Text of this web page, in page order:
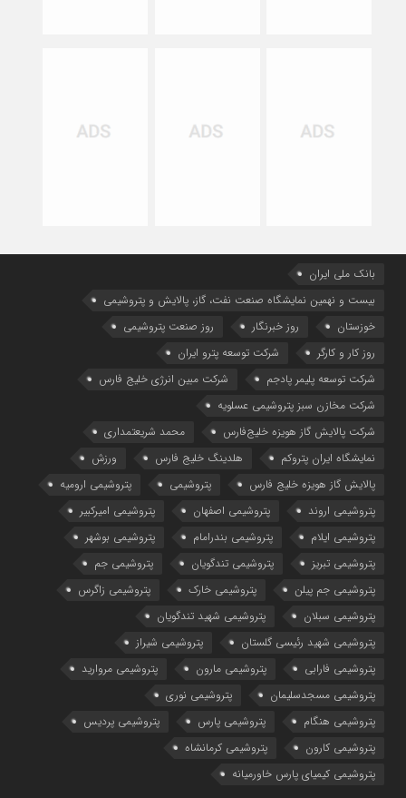
بانک ملی ایران
بیست و نهمین نمایشگاه صنعت نفت، گاز، پالایش و پتروشیمی
خوزستان
روز خبرنگار
روز صنعت پتروشیمی
روز کار و کارگر
شركت توسعه پترو ایران
شرکت توسعه پلیمر پادجم
شرکت مبین انرژی خلیج فارس
شرکت مخازن سبز پتروشیمی عسلویه
شرکت پالایش گاز هویزه خلیج‌فارس
محمد شریعتمداری
نمایشگاه ایران پتروکم
هلدینگ خلیج فارس
ورزش
پالایش گاز هویزه خلیج فارس
پتروشیمی
پتروشیمی ارومیه
پتروشیمی اروند
پتروشیمی اصفهان
پتروشیمی امیرکبیر
پتروشیمی ایلام
پتروشیمی بندرامام
پتروشیمی بوشهر
پتروشیمی تبریز
پتروشیمی تندگویان
پتروشیمی جم
پتروشیمی جم پیلن
پتروشیمی خارک
پتروشیمی زاگرس
پتروشیمی سبلان
پتروشیمی شهید تندگویان
پتروشیمی شهید رئیسی گلستان
پتروشیمی شیراز
پتروشیمی فارابی
پتروشیمی مارون
پتروشیمی مروارید
پتروشیمی مسجدسلیمان
پتروشیمی نوری
پتروشیمی هنگام
پتروشیمی پارس
پتروشیمی پردیس
پتروشیمی کارون
پتروشیمی کرمانشاه
پتروشیمی کیمیای پارس خاورمیانه